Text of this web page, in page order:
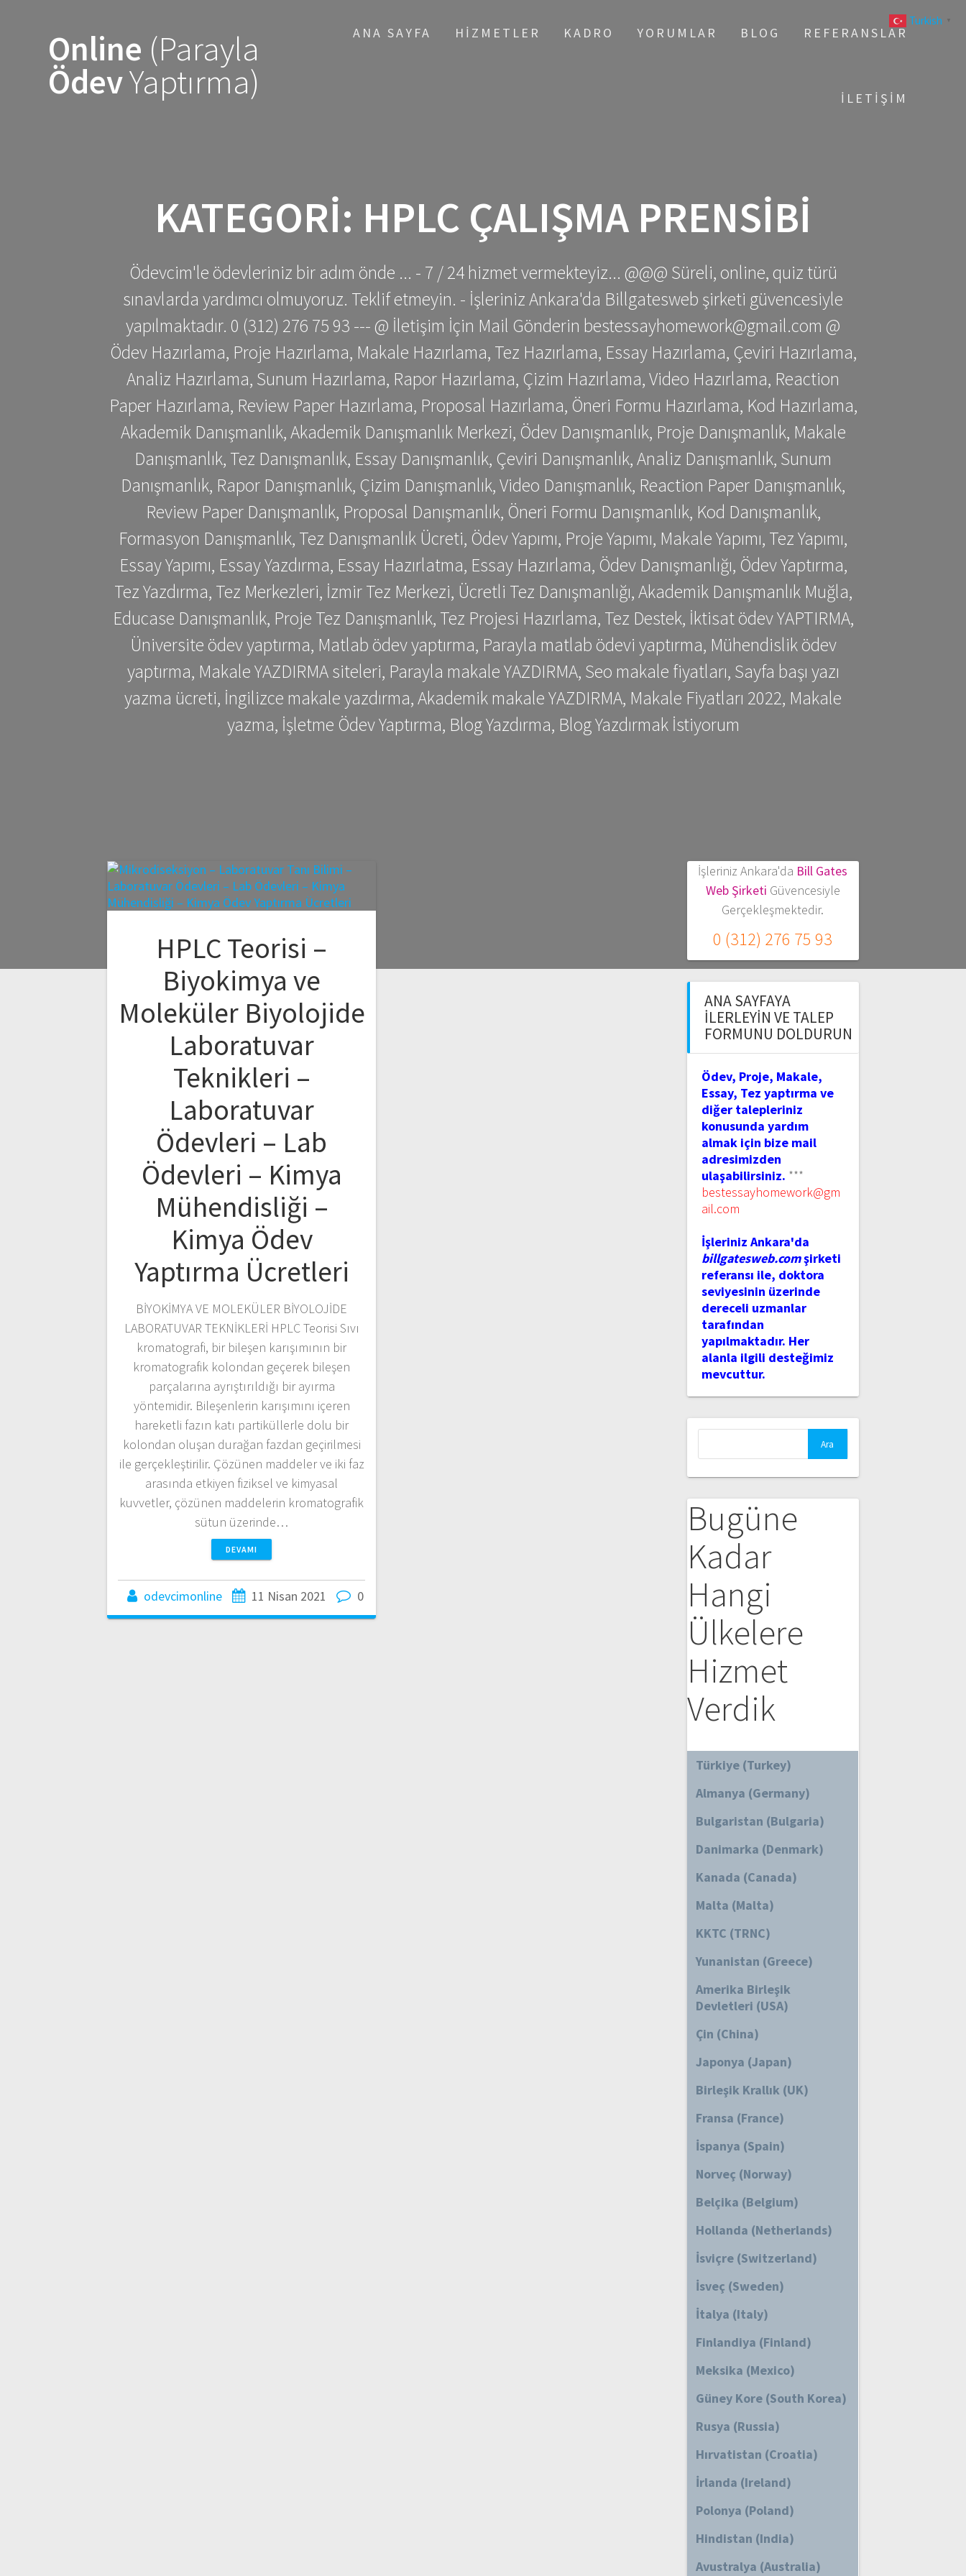
Online (Parayla
ÖdevYaptırma)
ANA SAYFA HIZMETLER KADRO YORUMLAR BLOG REFERANSLAR
İLETIŞIM
KATEGORI: HPLC ÇALIŞMA PRENSIBI
Ödevcim'le ödevleriniz bir adım önde ... - 7 / 24 hizmet vermekteyiz... @@@ Süreli, online, quiz türü
sınavlarda yardımcı olmuyoruz. Teklif etmeyin. - İşleriniz Ankara'da Billgatesweb şirketi güvencesiyle
yapılmaktadır. 0 (312) 276 75 93 --- @ İletişim İçin Mail Gönderin bestessayhomework@gmail.com @
Ödev Hazırlama, Proje Hazırlama, Makale Hazırlama, Tez Hazırlama, Essay Hazırlama, Çeviri Hazırlama,
Analiz Hazırlama, Sunum Hazırlama, Rapor Hazırlama, Çizim Hazırlama, Video Hazırlama, Reaction
Paper Hazırlama, Review Paper Hazırlama, Proposal Hazırlama, Öneri Formu Hazırlama, Kod Hazırlama,
Akademik Danışmanlık, Akademik Danışmanlık Merkezi, Ödev Danışmanlık, Proje Danışmanlık, Makale
Danışmanlık, Tez Danışmanlık, Essay Danışmanlık, Çeviri Danışmanlık, Analiz Danışmanlık, Sunum
Danışmanlık, Rapor Danışmanlık, Çizim Danışmanlık, Video Danışmanlık, Reaction Paper Danışmanlık,
Review Paper Danışmanlık, Proposal Danışmanlık, Öneri Formu Danışmanlık, Kod Danışmanlık,
Formasyon Danışmanlık, Tez Danışmanlık Ücreti, Ödev Yapımı, Proje Yapımı, Makale Yapımı, Tez Yapımı,
Essay Yapımı, Essay Yazdırma, Essay Hazırlatma, Essay Hazırlama, Ödev Danışmanlığı, Ödev Yaptırma,
Tez Yazdırma, Tez Merkezleri, İzmir Tez Merkezi, Ücretli Tez Danışmanlığı, Akademik Danışmanlık Muğla,
Educase Danışmanlık, Proje Tez Danışmanlık, Tez Projesi Hazırlama, Tez Destek, İktisat ödev YAPTIRMA,
Üniversite ödev yaptırma, Matlab ödev yaptırma, Parayla matlab ödevi yaptırma, Mühendislik ödev
yaptırma, Makale YAZDIRMA siteleri, Parayla makale YAZDIRMA, Seo makale fiyatları, Sayfa başı yazı
yazma ücreti, İngilizce makale yazdırma, Akademik makale YAZDIRMA, Makale Fiyatları 2022, Makale
yazma, İşletme Ödev Yaptırma, Blog Yazdırma, Blog Yazdırmak İstiyorum
HPLC Teorisi –
Biyokimya ve
Moleküler Biyolojide
Laboratuvar
Teknikleri –
Laboratuvar
Ödevleri – Lab
Ödevleri – Kimya
Mühendisliği –
Kimya Ödev
Yaptırma Ücretleri
BİYOKİMYA VE MOLEKÜLER BİYOLOJİDE
LABORATUVAR TEKNİKLERİ HPLC Teorisi Sıvı
kromatografi, bir bileşen karışımının bir
kromatografik kolondan geçerek bileşen
parçalarına ayrıştırıldığı bir ayırma
yöntemidir. Bileşenlerin karışımını içeren
hareketli fazın katı partiküllerle dolu bir
kolondan oluşan durağan fazdan geçirilmesi
ile gerçekleştirilir. Çözünen maddeler ve iki faz
arasında etkiyen fiziksel ve kimyasal
kuvvetler, çözünen maddelerin kromatografik
sütun üzerinde…
DEVAMI
odevcimonline 11 Nisan 2021 0
İşleriniz Ankara'da Bill Gates
Web Şirketi Güvencesiyle
Gerçekleşmektedir.
0 (312) 276 75 93
ANA SAYFAYA
İLERLEYIN VE TALEP
FORMUNU DOLDURUN
Ödev, Proje, Makale,
Essay, Tez yaptırma ve
diğer talepleriniz
konusunda yardım
almak için bize mail
adresimizden
ulaşabilirsiniz. ***
bestessayhomework@gm
ail.com
İşleriniz Ankara'da
billgatesweb.comşirketi
referansı ile, doktora
seviyesinin üzerinde
dereceli uzmanlar
tarafından
yapılmaktadır. Her
alanla ilgili desteğimiz
mevcuttur.
Bugüne
Kadar
Hangi
Ülkelere
Hizmet
Verdik
Türkiye (Turkey)
Almanya (Germany)
Bulgaristan (Bulgaria)
Danimarka (Denmark)
Kanada (Canada)
Malta (Malta)
KKTC (TRNC)
Yunanistan (Greece)
Amerika Birleşik
Devletleri (USA)
Çin (China)
Japonya (Japan)
Birleşik Krallık (UK)
Fransa (France)
İspanya (Spain)
Norveç (Norway)
Belçika (Belgium)
Hollanda (Netherlands)
İsviçre (Switzerland)
İsveç (Sweden)
İtalya (Italy)
Finlandiya (Finland)
Meksika (Mexico)
Güney Kore (South Korea)
Rusya (Russia)
Hırvatistan (Croatia)
İrlanda (Ireland)
Polonya (Poland)
Hindistan (India)
Avustralya (Australia)
Turkish ▼